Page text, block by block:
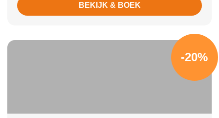
BEKIJK & BOEK
-20%